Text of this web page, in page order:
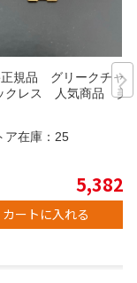
正規品 グリークチャ
クレス 人気商品 美
在庫： 25
5,382
カートに入れる